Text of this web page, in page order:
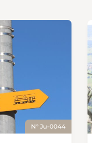
N° Ju-0044